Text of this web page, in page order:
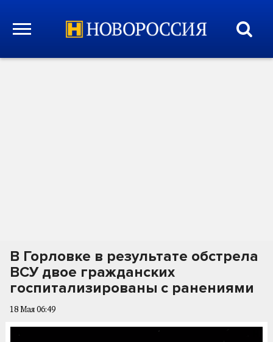
В Горловке в результате обстрела
ВСУ двое гражданских
госпитализированы с ранениями
18 Мая 06:49